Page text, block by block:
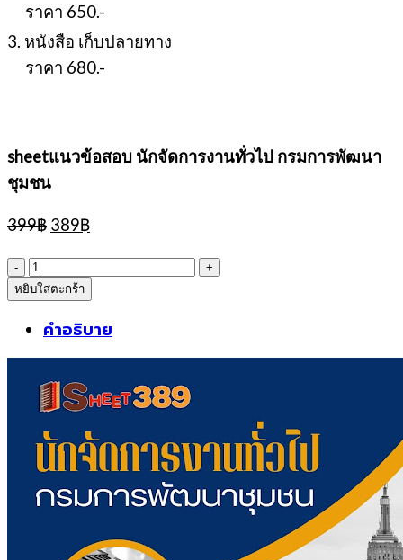
ราคา 650.-
3. หนังสือ เก็บปลายทาง
ราคา 680.-
sheetแนวข้อสอบ นักจัดการงานทั่วไป กรมการพัฒนา
ชุมชน
399฿ Original
was:
399฿.
389฿Current
is:
389฿.
จำนวน
sheetแนว
ข้อสอบ
งาน
กรม
การ
พัฒนา
หยิบใส่ตะกร้า
คำอธิบาย